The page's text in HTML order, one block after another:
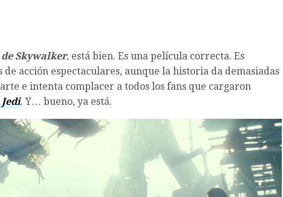
de Skywalker, está bien. Es una película correcta. Es
acción espectaculares, aunque la historia da demasiadas
e intenta complacer a todos los fans que cargaron
. Y… bueno, ya está.